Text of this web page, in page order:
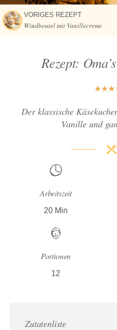
VORIGES REZEPT
Windbeutel mit Vanillecreme
Rezept:
★★★
Der klassische
Vanille und
Arbeitszeit
20 Min
Portionen
12
Zutatenliste